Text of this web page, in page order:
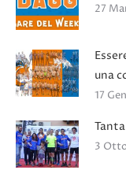
27
una
17
3